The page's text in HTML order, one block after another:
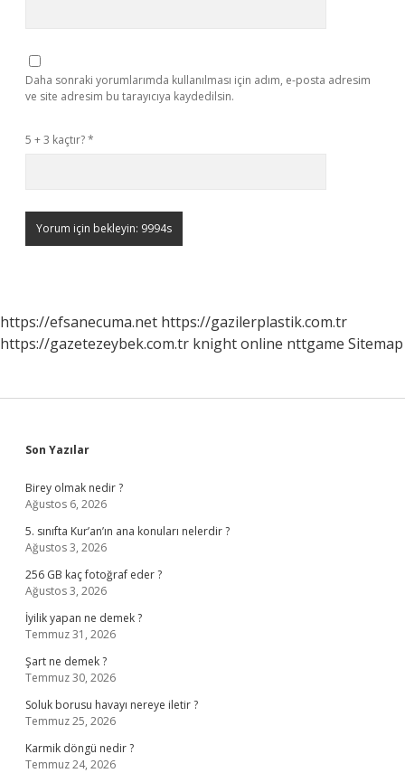
Daha sonraki yorumlarımda kullanılması için adım, e-posta adresim
ve site adresim bu tarayıcıya kaydedilsin.
5 + 3 kaçtır?*
https://efsanecuma.net https://gazilerplastik.com.tr
https://gazetezeybek.com.tr knight online nttgame Sitemap
Sidebar
Son Yazılar
Birey olmak nedir ?
Ağustos 6, 2026
5. sınıfta Kur’an’ın ana konuları nelerdir ?
Ağustos 3, 2026
256 GB kaç fotoğraf eder ?
Ağustos 3, 2026
İyilik yapan ne demek ?
Temmuz 31, 2026
Şart ne demek ?
Temmuz 30, 2026
Soluk borusu havayı nereye iletir ?
Temmuz 25, 2026
Karmik döngü nedir ?
Temmuz 24, 2026